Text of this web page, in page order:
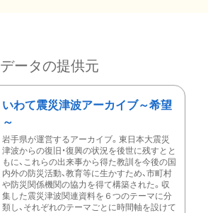
データの提供元
いわて震災津波アーカイブ～希望
～
岩手県が運営するアーカイブ。東日本大震災
津波からの復旧・復興の状況を後世に残すとと
もに、これらの出来事から得た教訓を今後の国
内外の防災活動、教育等に生かすため、市町村
や防災関係機関の協力を得て構築された。収
集した震災津波関連資料を６つのテーマに分
類し、それぞれのテーマごとに時間軸を設けて